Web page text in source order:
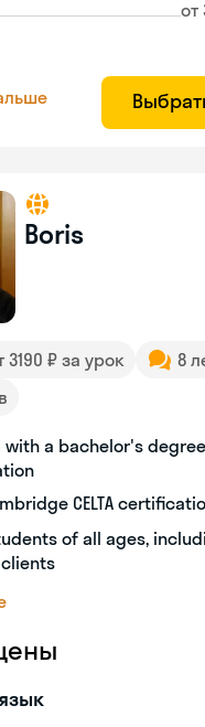
от
Boris
3190 ₽ за урок
8
with a bachelor's
CELTA
of all ages,